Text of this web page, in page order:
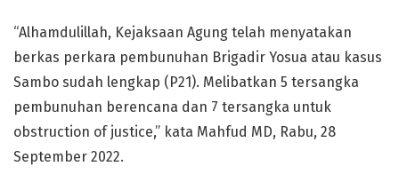
“Alhamdulillah, Kejaksaan Agung telah menyatakan
berkas perkara pembunuhan Brigadir Yosua atau kasus
Sambo sudah lengkap (P21). Melibatkan 5 tersangka
pembunuhan berencana dan 7 tersangka untuk
obstruction of justice,” kata Mahfud MD, Rabu, 28
September 2022.